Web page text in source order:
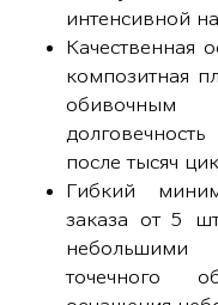
интенсивной
Качественная
композитная
обивочным
после тысяч
Гибкий
заказа от 5
точечного